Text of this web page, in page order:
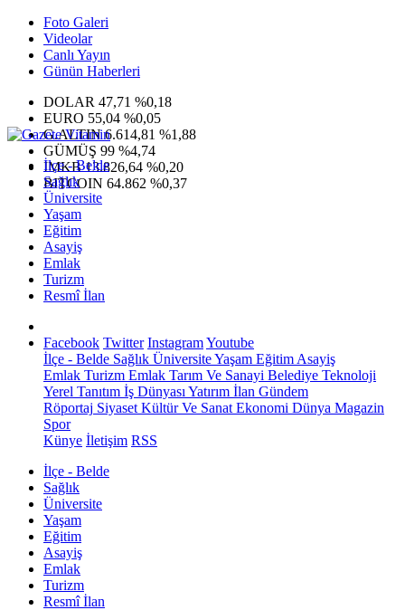
Foto Galeri
Videolar
Canlı Yayın
Günün Haberleri
DOLAR 47,71 %0,18
EURO 55,04 %0,05
G.ALTIN6.614,81 %1,88
GÜMÜŞ 99 %4,74
IMKB13.826,64 %0,20
BITCOIN 64.862 %0,37
İlçe - Belde
Sağlık
Üniversite
Yaşam
Eğitim
Asayiş
Emlak
Turizm
Resmî İlan
Facebook Twitter InstagramYoutube
İlçe - Belde Sağlık ÜniversiteYaşam Eğitim Asayiş
Emlak Turizm Emlak Tarım Ve Sanayi Belediye Teknoloji
Yerel Tanıtım İş Dünyası Yatırım İlan Gündem
Röportaj Siyaset Kültür Ve Sanat Ekonomi Dünya Magazin
Spor
Künye İletişim RSS
İlçe - Belde
Sağlık
Üniversite
Yaşam
Eğitim
Asayiş
Emlak
Turizm
Resmî İlan